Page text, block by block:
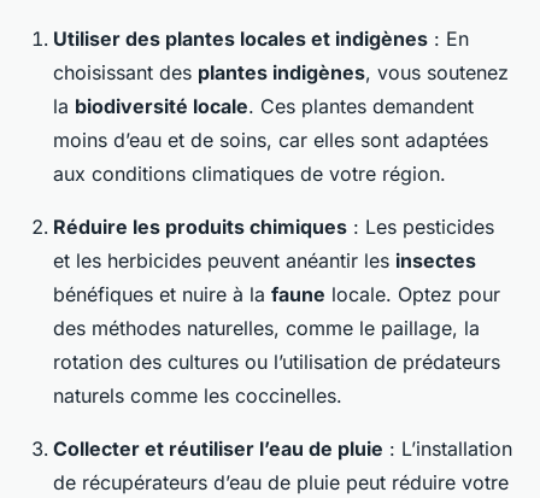
Utiliser des plantes locales et indigènes : En
choisissant des plantes indigènes, vous soutenez
la biodiversité locale. Ces plantes demandent
moins d’eau et de soins, car elles sont adaptées
aux conditions climatiques de votre région.
Réduire les produits chimiques : Les pesticides
et les herbicides peuvent anéantir les insectes
bénéfiques et nuire à la faune locale. Optez pour
des méthodes naturelles, comme le paillage, la
rotation des cultures ou l’utilisation de prédateurs
naturels comme les coccinelles.
Collecter et réutiliser l’eau de pluie : L’installation
de récupérateurs d’eau de pluie peut réduire votre